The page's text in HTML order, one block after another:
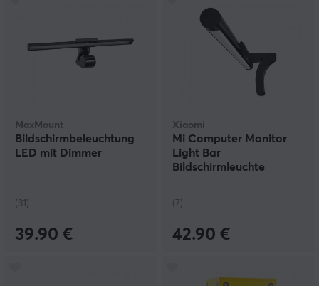
MaxMount
Bildschirmbeleuchtung
LED mit Dimmer
(31)
39.90 €
Xiaomi
Mi Computer Monitor
Light Bar
Bildschirmleuchte
(7)
42.90 €